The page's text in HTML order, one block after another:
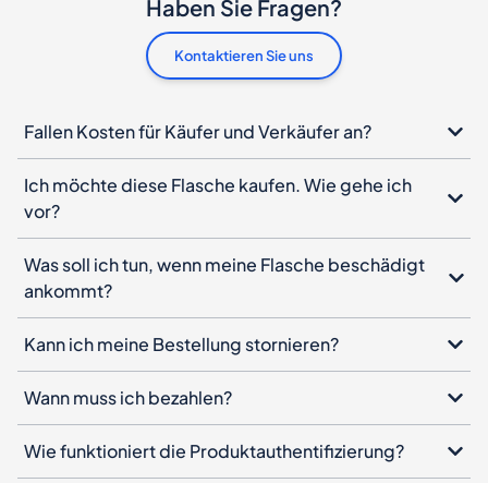
Haben Sie Fragen?
Kontaktieren Sie uns
Fallen Kosten für Käufer und Verkäufer an?
Ich möchte diese Flasche kaufen. Wie gehe ich
vor?
Was soll ich tun, wenn meine Flasche beschädigt
ankommt?
Kann ich meine Bestellung stornieren?
Wann muss ich bezahlen?
Wie funktioniert die Produktauthentifizierung?